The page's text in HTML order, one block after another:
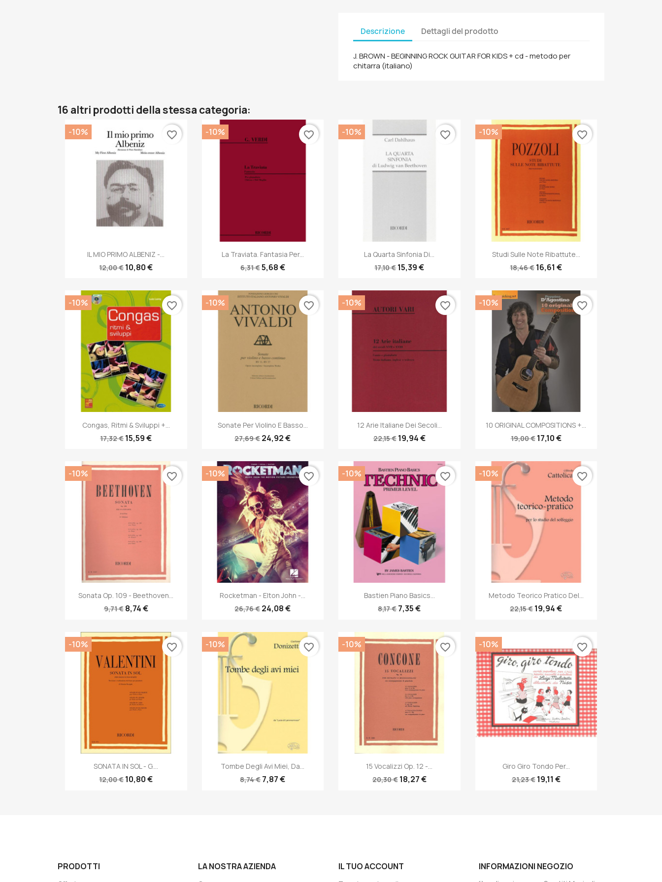
Descrizione Dettagli del prodotto
J. BROWN - BEGINNING ROCK GUITAR FOR KIDS + cd - metodo per
chitarra (italiano)
16 altri prodotti della stessa categoria:
Anteprima
IL MIO PRIMO ALBENIZ -...
12,00 €10,80 €
-10% favorite_border
Anteprima
La Traviata. Fantasia Per...
6,31 €5,68 €
-10% favorite_border
Anteprima
La Quarta Sinfonia Di...
17,10 €15,39 €
-10% favorite_border
Anteprima
Studi Sulle Note Ribattute...
18,46 €16,61 €
-10% favorite_border
Anteprima
Congas, Ritmi & Sviluppi +...
17,32 €15,59 €
-10% favorite_border
Anteprima
Sonate Per Violino E Basso...
27,69 €24,92 €
-10% favorite_border
Anteprima
12 Arie Italiane Dei Secoli...
22,15 € 19,94 €
-10% favorite_border
 Anteprima
10 ORIGINAL COMPOSITIONS +...
19,00 € 17,10 €
-10% favorite_border
 Anteprima
Sonata Op. 109 - Beethoven...
9,71 € 8,74 €
-10% favorite_border
Anteprima
Rocketman - Elton John -...
26,76 €24,08 €
-10% favorite_border
Anteprima
Bastien Piano Basics...
8,17 €7,35 €
-10% favorite_border
Anteprima
Metodo Teorico Pratico Del...
22,15 €19,94 €
-10% favorite_border
Anteprima
SONATA IN SOL - G....
12,00 €10,80 €
-10% favorite_border
Anteprima
Tombe Degli Avi Miei, Da...
8,74 €7,87 €
-10% favorite_border
Anteprima
15 Vocalizzi Op. 12 -...
20,30 € 18,27 €
-10% favorite_border
Anteprima
Giro Giro Tondo Per...
21,23 € 19,11 €
-10% favorite_border
PRODOTTI LA NOSTRA AZIENDA IL TUO ACCOUNT INFORMAZIONI NEGOZIO